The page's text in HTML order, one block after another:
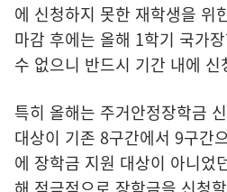
에 신청하지 못한 재학생을 위
마감 후에는 올해 1학기 국가
수 없으니 반드시 기간 내에 신
특히 올해는 주거안정장학금
대상이 기존 8구간에서 9구간
에 장학금 지원 대상이 아니었